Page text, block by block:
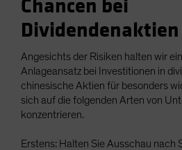
Chancen bei
Angesichts der Risiken halten wir
Anlageansatz bei Investitionen in
chinesische Aktien für besonders
sich auf die folgenden Arten von
konzentrieren.
Erstens: Halten Sie Ausschau nach